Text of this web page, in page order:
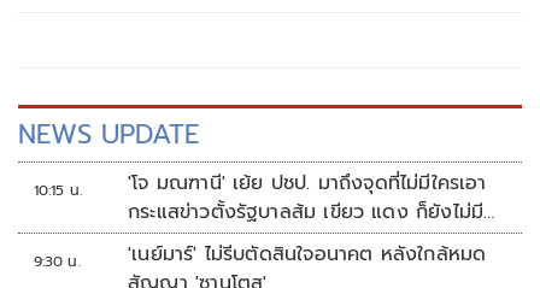
NEWS UPDATE
10:15 น.
'โจ มณฑานี' เย้ย ปชป. มาถึงจุดที่ไม่มีใครเอา
กระแสข่าวตั้งรัฐบาลส้ม เขียว แดง ก็ยังไม่มีฟ้า
เลย
9:30 น.
'เนย์มาร์' ไม่รีบตัดสินใจอนาคต หลังใกล้หมด